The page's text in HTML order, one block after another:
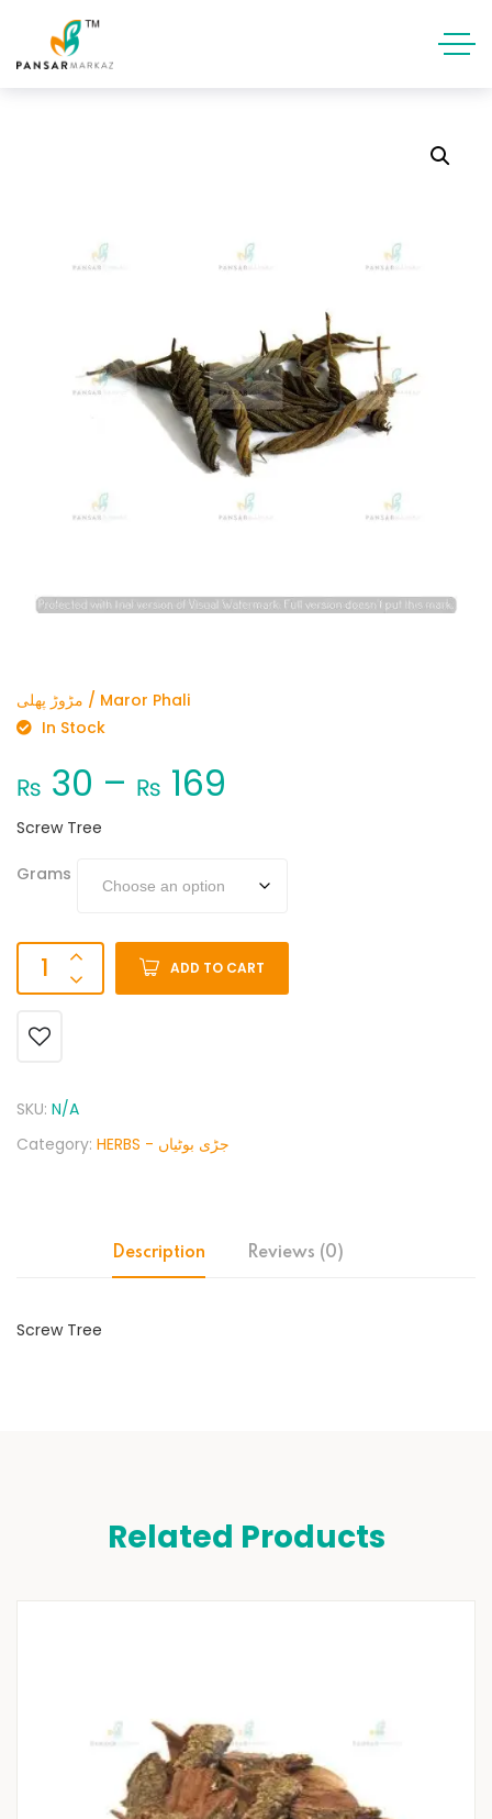
مڑوڑ پھلی / Maror Phali
In Stock
₨ 30 – ₨ 169
Screw Tree
Grams
ADD TO CART
SKU: N/A
Category:
HERBS - جڑی بوٹیاں
Description Reviews (0)
Screw Tree
Related Products